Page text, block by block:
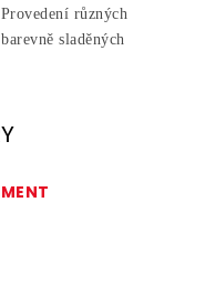
různých
sladěných